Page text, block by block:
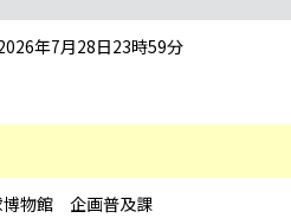
年7月28日23時59分
博物館 企画普及課